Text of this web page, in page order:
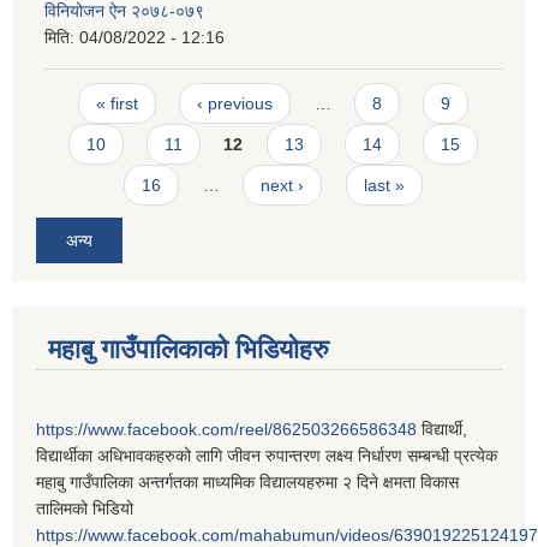
विनियोजन ऐन २०७८-०७९
मिति: 04/08/2022 - 12:16
Pages
« first ‹ previous 8 9
10 11 12 13 14 15
16 next › last »
अन्य
महाबु गाउँपालिकाको भिडियोहरु
https://www.facebook.com/reel/862503266586348 विद्यार्थी,
विद्यार्थीका अधिभावकहरुको लागि जीवन रुपान्तरण लक्ष्य निर्धारण सम्बन्धी प्रत्येक
महाबु गाउँपालिका अन्तर्गतका माध्यमिक विद्यालयहरुमा २ दिने क्षमता विकास
तालिमको भिडियो
https://www.facebook.com/mahabumun/videos/639019225124197